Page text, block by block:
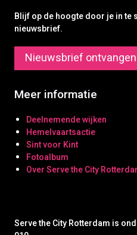
Blijf op de hoogte door je in te
nieuwsbrief.
Nieuwsbrief ontvangen
Meer informatie
Deelnemende wijken
Hemelvaartsactie
Sint voor Kint
Fotoalbum
Over Serve the City
Serve the City Rotterdam is